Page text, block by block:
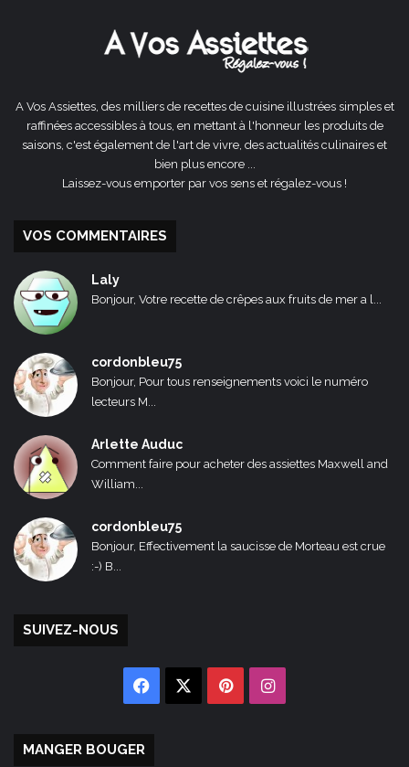
A Vos Assiettes, des milliers de recettes de cuisine illustrées simples et
raffinées accessibles à tous, en mettant à l'honneur les produits de
saisons, c'est également de l'art de vivre, des actualités culinaires et
bien plus encore ...
Laissez-vous emporter par vos sens et régalez-vous !
VOS COMMENTAIRES
Laly
Bonjour, Votre recette de crêpes aux fruits de mer a l...
cordonbleu75
Bonjour, Pour tous renseignements voici le numéro
lecteurs M...
Arlette Auduc
Comment faire pour acheter des assiettes Maxwell and
William...
cordonbleu75
Bonjour, Effectivement la saucisse de Morteau est crue
:-) B...
SUIVEZ-NOUS
Facebook PinterestInstagram
MANGER BOUGER